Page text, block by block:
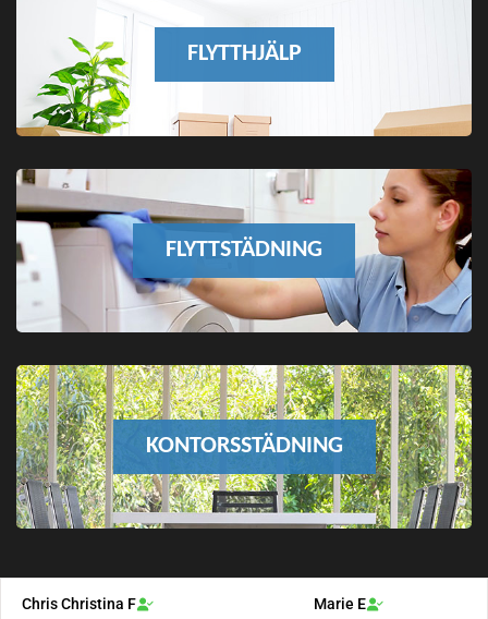
FLYTTHJÄLP
FLYTTSTÄDNING
KONTORSSTÄDNING